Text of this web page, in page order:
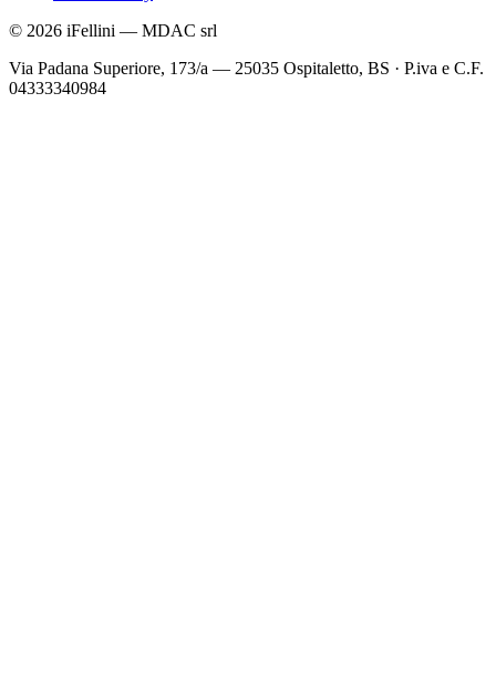
© 2026 iFellini — MDAC srl
Via Padana Superiore, 173/a — 25035 Ospitaletto, BS · P.iva e C.F.
04333340984